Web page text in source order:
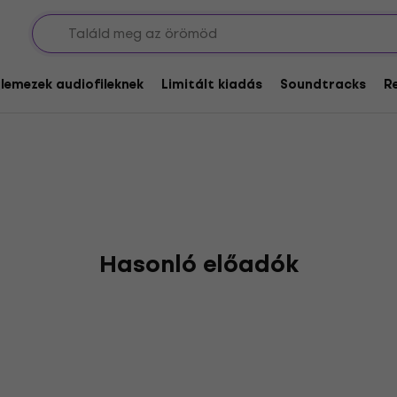
audiofileknek Limitált kiadás Soundtracks
Hasonló előadók